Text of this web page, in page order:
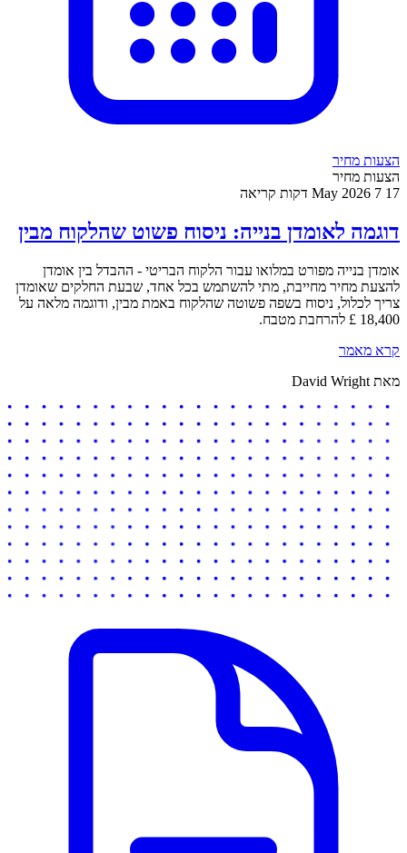
הצעות מחיר
הצעות מחיר
17 May 2026 7 דקות קריאה
דוגמה לאומדן בנייה: ניסוח פשוט שהלקוח מבין
אומדן בנייה מפורט במלואו עבור הלקוח הבריטי - ההבדל בין אומדן
להצעת מחיר מחייבת, מתי להשתמש בכל אחד, שבעת החלקים שאומדן
צריך לכלול, ניסוח בשפה פשוטה שהלקוח באמת מבין, ודוגמה מלאה על
18,400 £ להרחבת מטבח.
קרא מאמר
מאת David Wright